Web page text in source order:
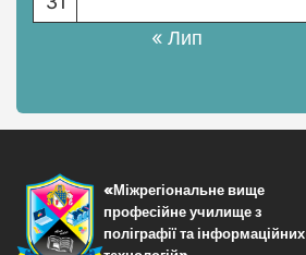
« Лип
«Міжрегіональне вище
професійне училище з
поліграфії та інформаційних